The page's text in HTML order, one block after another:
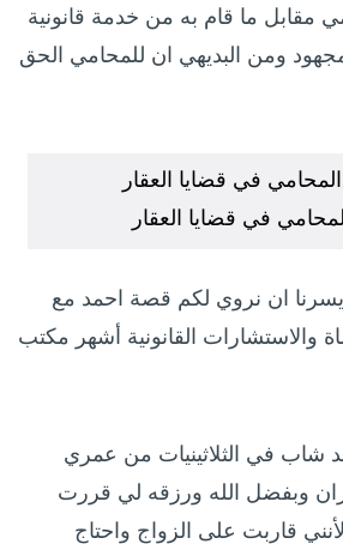
مقابل ما قام به من خدمة قانونية
ومن البديهي ان للمحامي الحق
في قضايا العقار
ان نروي لكم قصة احمد مع
والاستشارات القانونية أشهر مكتب
شاب في الثلاثينيات من عمري
وبفضل الله ورزقه لي قررت
قاربت على الزواج واحتاج